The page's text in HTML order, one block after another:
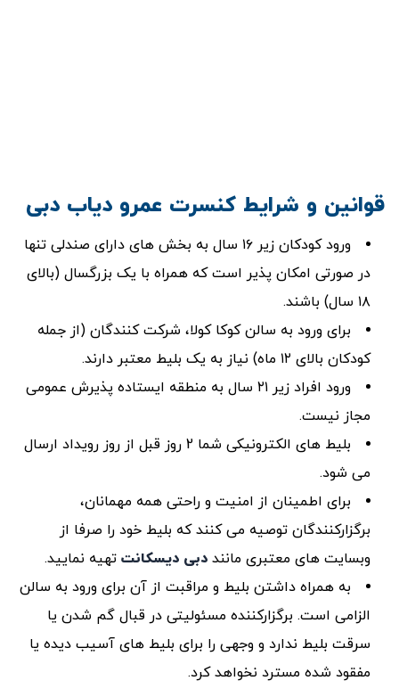
قوانین و شرایط کنسرت عمرو دیاب دبی
ورود کودکان زیر ۱۶ سال به بخش های دارای صندلی تنها
در صورتی امکان پذیر است که همراه با یک بزرگسال (بالای
۱۸ سال) باشند.
برای ورود به سالن کوکا کولا، شرکت کنندگان (از جمله
کودکان بالای ۱۲ ماه) نیاز به یک بلیط معتبر دارند.
ورود افراد زیر ۲۱ سال به منطقه ایستاده پذیرش عمومی
مجاز نیست.
بلیط های الکترونیکی شما 2 روز قبل از روز رویداد ارسال
می شود.
برای اطمینان از امنیت و راحتی همه مهمانان،
برگزارکنندگان توصیه می کنند که بلیط خود را صرفا از
وبسایت های معتبری مانند دبی دیسکانت تهیه نمایید.
به همراه داشتن بلیط و مراقبت از آن برای ورود به سالن
الزامی است. برگزارکننده مسئولیتی در قبال گم شدن یا
سرقت بلیط ندارد و وجهی را برای بلیط های آسیب دیده یا
مفقود شده مسترد نخواهد کرد.